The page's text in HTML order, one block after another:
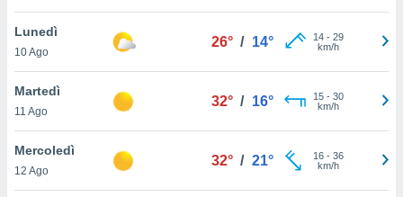
un
la
nella
Lunedì
10 Ago
26° / 14° 14- 29
km/h
Martedì
11 Ago
32° / 16° 15- 30
km/h
Mercoledì
12 Ago
32° / 21° 16- 36
km/h